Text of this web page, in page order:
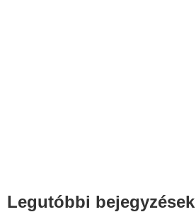
Legutóbbi bejegyzések